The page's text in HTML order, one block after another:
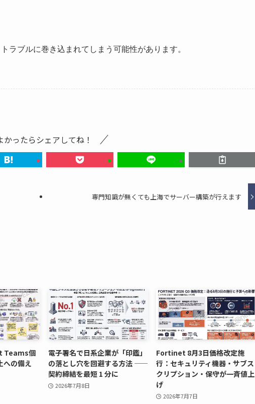
ラブルに巻き込まれてしまう可能性があります。
かったらシェアしてね！
専門知識が無くても上海でサーバー構築が行えます
Teams個
の備え
電子署名で日系企業が「印鑑」
の落とし穴を回避する方法 ——
契約締結を最短 1 分に
2026年7月8日
Fortinet 8月3日価格改定施
行：セキュリティ機器・サブス
クリプション・保守が一斉値上
げ
2026年7月7日